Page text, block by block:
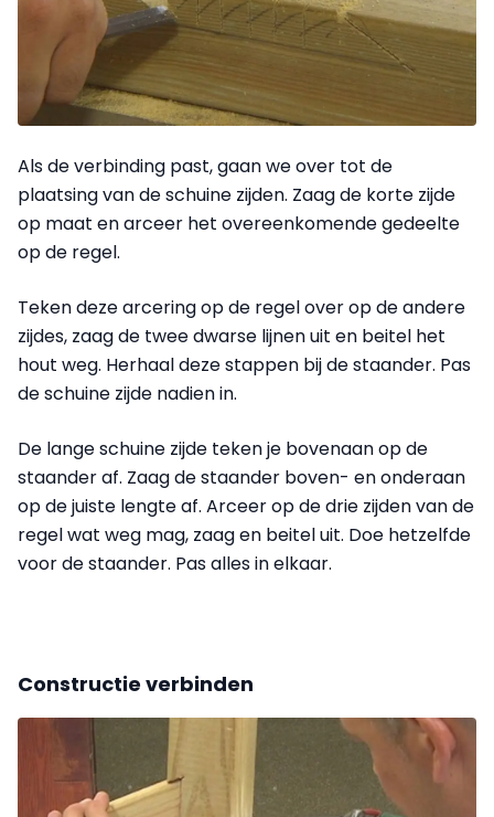
Als de verbinding past, gaan we over tot de
plaatsing van de schuine zijden. Zaag de korte zijde
op maat en arceer het overeenkomende gedeelte
op de regel.
Teken deze arcering op de regel over op de andere
zijdes, zaag de twee dwarse lijnen uit en beitel het
hout weg. Herhaal deze stappen bij de staander. Pas
de schuine zijde nadien in.
De lange schuine zijde teken je bovenaan op de
staander af. Zaag de staander boven- en onderaan
op de juiste lengte af. Arceer op de drie zijden van de
regel wat weg mag, zaag en beitel uit. Doe hetzelfde
voor de staander. Pas alles in elkaar.
Constructie verbinden